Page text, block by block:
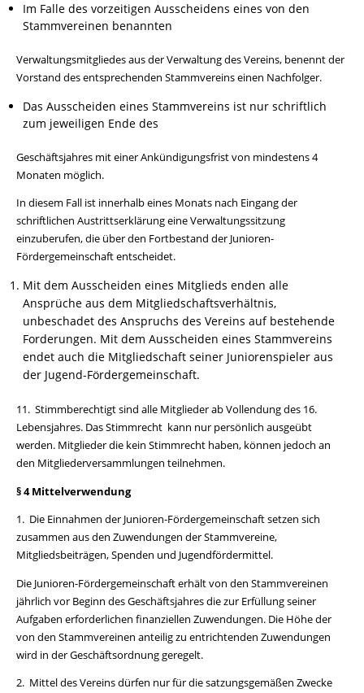
Im Falle des vorzeitigen Ausscheidens eines von den
Stammvereinen benannten
Verwaltungsmitgliedes aus der Verwaltung des Vereins, benennt der
Vorstand des entsprechenden Stammvereins einen Nachfolger.
Das Ausscheiden eines Stammvereins ist nur schriftlich
zum jeweiligen Ende des
Geschäftsjahres mit einer Ankündigungsfrist von mindestens 4
Monaten möglich.
In diesem Fall ist innerhalb eines Monats nach Eingang der
schriftlichen Austrittserklärung eine Verwaltungssitzung
einzuberufen, die über den Fortbestand der Junioren-
Fördergemeinschaft entscheidet.
Mit dem Ausscheiden eines Mitglieds enden alle
Ansprüche aus dem Mitgliedschaftsverhältnis,
unbeschadet des Anspruchs des Vereins auf bestehende
Forderungen. Mit dem Ausscheiden eines Stammvereins
endet auch die Mitgliedschaft seiner Juniorenspieler aus
der Jugend-Fördergemeinschaft.
11. Stimmberechtigt sind alle Mitglieder ab Vollendung des 16.
Lebensjahres. Das Stimmrecht kann nur persönlich ausgeübt
werden. Mitglieder die kein Stimmrecht haben, können jedoch an
den Mitgliederversammlungen teilnehmen.
§ 4 Mittelverwendung
1. Die Einnahmen der Junioren-Fördergemeinschaft setzen sich
zusammen aus den Zuwendungen der Stammvereine,
Mitgliedsbeiträgen, Spenden und Jugendfördermittel.
Die Junioren-Fördergemeinschaft erhält von den Stammvereinen
jährlich vor Beginn des Geschäftsjahres die zur Erfüllung seiner
Aufgaben erforderlichen finanziellen Zuwendungen. Die Höhe der
von den Stammvereinen anteilig zu entrichtenden Zuwendungen
wird in der Geschäftsordnung geregelt.
2. Mittel des Vereins dürfen nur für die satzungsgemäßen Zwecke